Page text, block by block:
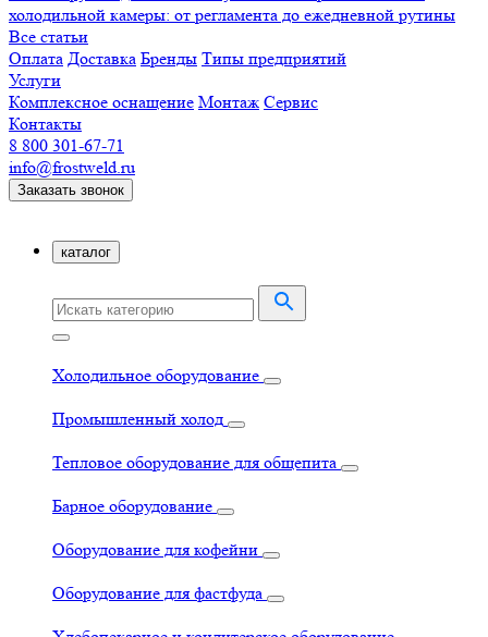
холодильной камеры: от регламента до ежедневной рутины
Все статьи
Оплата Доставка Бренды Типы предприятий
Услуги
Комплексное оснащение Монтаж Сервис
Контакты
8 800 301-67-71
info@frostweld.ru
Заказать звонок
каталог
Холодильное оборудование
Промышленный холод
Тепловое оборудование для общепита
Барное оборудование
Оборудование для кофейни
Оборудование для фастфуда